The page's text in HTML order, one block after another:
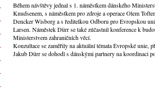
Během návštěvy jednal s 1. náměstkem dánského
Knudsenem, s náměstkem pro zdroje a operace Olem
Dencker Wisborg a s ředitelkou Odboru pro Evropskou
Larsen. Náměstek Dürr se také zúčastnil konference k
Ministerstvem zahraničních věcí.
Konzultace se zaměřily na aktuální témata Evropské unie,
Jakub Dürr se dohodl s dánskými partnery na koordinaci